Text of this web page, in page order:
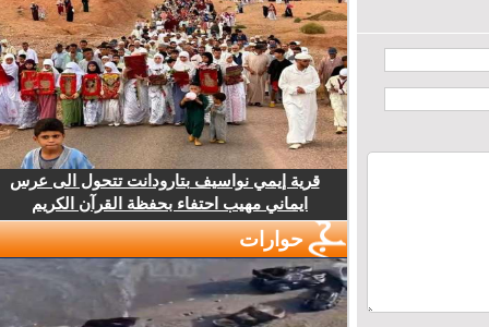
قرية إيمي نواسيف بتارودانت تتحول الى عرس
ايماني مهيب احتفاء بحفظة القرآن الكريم
حوارات